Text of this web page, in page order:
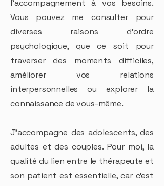
l'accompagnement à vos besoins.
Vous pouvez me consulter pour
diverses raisons d’ordre
psychologique, que ce soit pour
traverser des moments difficiles,
améliorer vos relations
interpersonnelles ou explorer la
connaissance de vous-même.
J’accompagne des adolescents, des
adultes et des couples. Pour moi, la
qualité du lien entre le thérapeute et
son patient est essentielle, car c’est